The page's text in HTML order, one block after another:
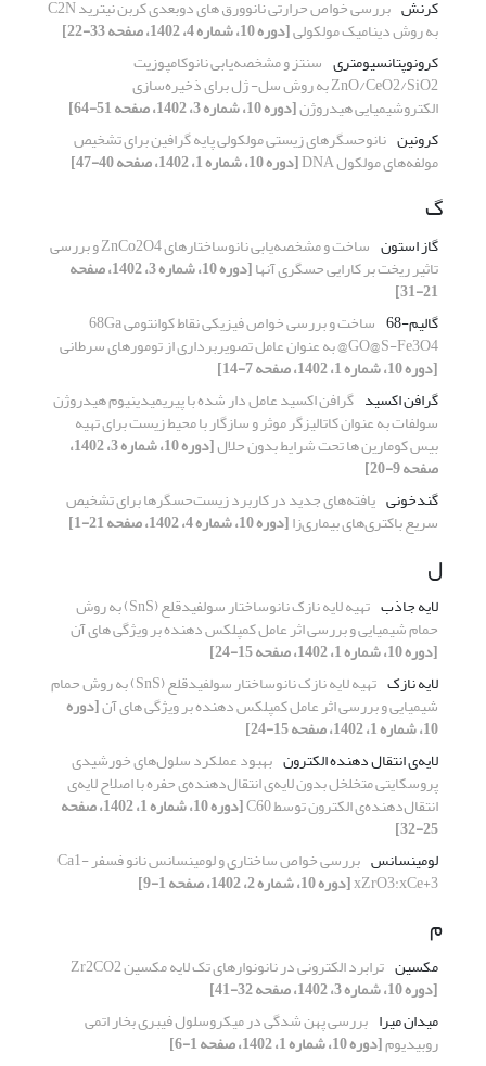
کرنش بررسی خواص حرارتی نانوورق های دوبعدی کربن نیترید C2N
به روش دینامیک مولکولی[دوره 10، شماره 4، 1402، صفحه 33-22]
کرونوپتانسیومتری سنتز و مشخصه‌یابی نانوکامپوزیت
ZnO/CeO2/SiO2 به روش‌ سل- ژل برای ذخیره‌سازی
الکتروشیمیایی هیدروژن[دوره 10، شماره 3، 1402، صفحه 51-64]
کرونین نانوحسگرهای زیستی مولکولی پایه گرافین برای تشخیص
مولفه‌های مولکول DNA [دوره 10، شماره 1، 1402، صفحه 40-47]
گ
گاز استون ساخت و مشخصه‌یابی نانوساختارهای ZnCo2O4 و بررسی
تاثیر ریخت بر کارایی حسگری آنها [دوره 10، شماره 3، 1402، صفحه
21-31]
گالیم-68
ساخت و بررسی خواص فیزیکی نقاط کوانتومی 68Ga
@GO@S-Fe3O4 به عنوان عامل تصویربرداری از تومورهای سرطانی
[دوره 10، شماره 1، 1402، صفحه 7-14]
گرافن اکسید گرافن اکسید عامل دار شده با پیریمیدینیوم هیدروژن
سولفات به عنوان کاتالیزگر موثر و سازگار با محیط زیست برای تهیه
بیس کومارین ها تحت شرایط بدون حلال [دوره 10، شماره 3، 1402،
صفحه 9-20]
گندخونی یافته‌های جدید در کاربرد زیست‌حسگرها برای تشخیص
سریع باکتری‌های بیماری‌زا[دوره 10، شماره 4، 1402، صفحه 21-1]
ل
لایه جاذب تهیه لایه نازک نانوساختار سولفیدقلع (SnS) به روش
حمام شیمیایی و بررسی اثر عامل کمپلکس دهنده بر ویژگی های آن
[دوره 10، شماره 1، 1402، صفحه 15-24]
لایه نازک
تهیه لایه نازک نانوساختار سولفیدقلع (SnS) به روش حمام
شیمیایی و بررسی اثر عامل کمپلکس دهنده بر ویژگی های آن[دوره
10، شماره 1، 1402، صفحه 15-24]
لایه‌ی انتقال دهنده الکترون بهبود عملکرد سلول‌های خورشیدی
پروسکایتی متخلخل بدون لایه‌ی انتقال‌دهنده‌ی حفره با اصلاح لایه‌ی
انتقال‌دهنده‌ی الکترون توسط C60 [دوره 10، شماره 1، 1402، صفحه
25-32]
لومینسانس
بررسی خواص ساختاری و لومینسانس نانو فسفر Ca1-
xZrO3:xCe+3[دوره 10، شماره 2، 1402، صفحه 1-9]
م
مکسین ترابرد الکترونی در نانونوارهای تک لایه مکسین Zr2CO2
[دوره 10، شماره 3، 1402، صفحه 32-41]
میدان میرا بررسی پهن شدگی در میکروسلول فیبری بخار اتمی
روبیدیوم[دوره 10، شماره 1، 1402، صفحه 1-6]